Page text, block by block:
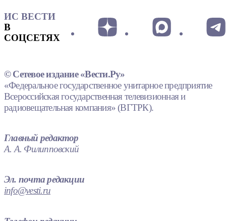
ИС ВЕСТИ
В
СОЦСЕТЯХ
© Сетевое издание «Вести.Ру»
«Федеральное государственное унитарное предприятие
Всероссийская государственная телевизионная и
радиовещательная компания» (ВГТРК).
Главный редактор
А. А. Филипповский
Эл. почта редакции
info@vesti.ru